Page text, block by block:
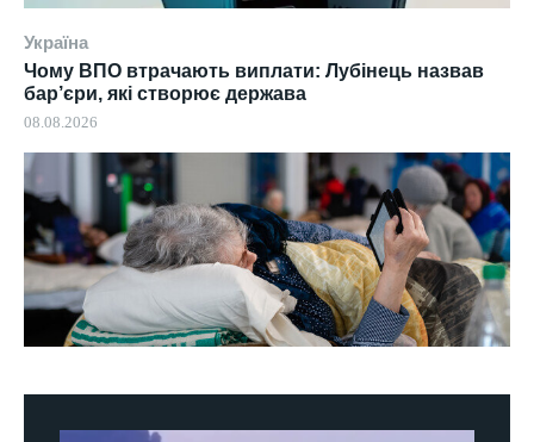
Україна
Чому ВПО втрачають виплати: Лубінець назвав
бар’єри, які створює держава
08.08.2026